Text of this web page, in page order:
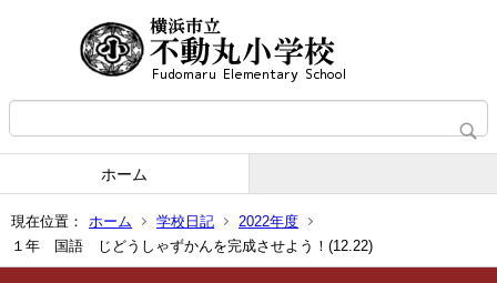
ホーム
現在位置： ホーム 学校日記
2022年度
１年 国語 じどうしゃずかんを完成させよう！(12.22)